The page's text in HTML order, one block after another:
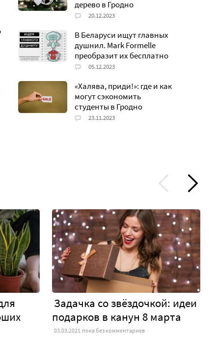
дерево в Гродно
В Беларуси ищут главных
душнил. Mark Formelle
преобразит их бесплатно
«Халява, приди!»: где и как
могут сэкономить
студенты в Гродно
Задачка со звёздочкой: идеи
подарков в канун 8 марта
03.03.2021 пока без комментариев